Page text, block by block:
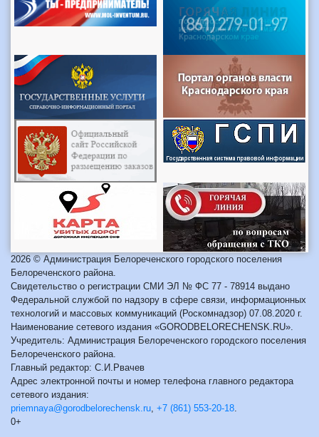
2026 © Администрация Белореченского городского поселения
Белореченского района.
Свидетельство о регистрации СМИ ЭЛ № ФС 77 - 78914 выдано
Федеральной службой по надзору в сфере связи, информационных
технологий и массовых коммуникаций (Роскомнадзор) 07.08.2020 г.
Наименование сетевого издания «GORODBELORECHENSK.RU».
Учредитель: Администрация Белореченского городского поселения
Белореченского района.
Главный редактор: С.И.Рвачев
Адрес электронной почты и номер телефона главного редактора
сетевого издания:
priemnaya@gorodbelorechensk.ru +7 (861) 553-20-18
0+